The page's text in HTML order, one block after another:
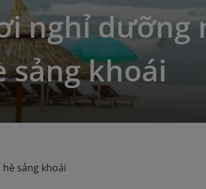
nghỉ dưỡng
sảng khoái
sảng khoái